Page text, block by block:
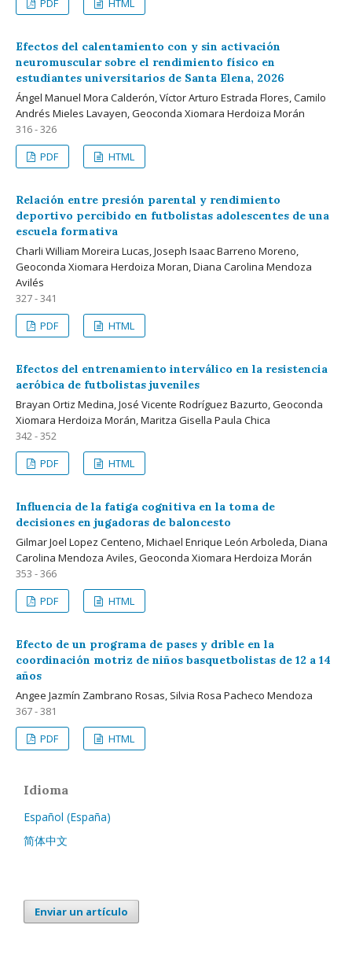
PDF HTML
Efectos del calentamiento con y sin activación
neuromuscular sobre el rendimiento físico en
estudiantes universitarios de Santa Elena, 2026
Ángel Manuel Mora Calderón, Víctor Arturo Estrada Flores, Camilo
Andrés Mieles Lavayen, Geoconda Xiomara Herdoiza Morán
316 - 326
PDF
HTML
Relación entre presión parental y rendimiento
deportivo percibido en futbolistas adolescentes de una
escuela formativa
Charli William Moreira Lucas, Joseph Isaac Barreno Moreno,
Geoconda Xiomara Herdoiza Moran, Diana Carolina Mendoza
Avilés
327 - 341
PDF
HTML
Efectos del entrenamiento interválico en la resistencia
aeróbica de futbolistas juveniles
Brayan Ortiz Medina, José Vicente Rodríguez Bazurto, Geoconda
Xiomara Herdoiza Morán, Maritza Gisella Paula Chica
342 - 352
PDF
HTML
Influencia de la fatiga cognitiva en la toma de
decisiones en jugadoras de baloncesto
Gilmar Joel Lopez Centeno, Michael Enrique León Arboleda, Diana
Carolina Mendoza Aviles, Geoconda Xiomara Herdoiza Morán
353 - 366
PDF
HTML
Efecto de un programa de pases y drible en la
coordinación motriz de niños basquetbolistas de 12 a 14
años
Angee Jazmín Zambrano Rosas, Silvia Rosa Pacheco Mendoza
367 - 381
PDF
HTML
Idioma
Español (España)
简体中文
Enviar un artículo